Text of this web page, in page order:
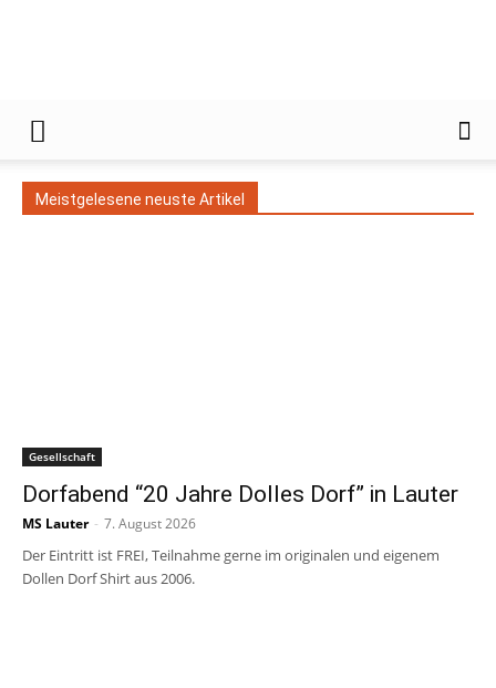
Zeitung
Meistgelesene neuste Artikel
Gesellschaft
Dorfabend “20 Jahre Dolles Dorf” in Lauter
MS Lauter - 7. August 2026
Der Eintritt ist FREI, Teilnahme gerne im originalen und eigenem
Dollen Dorf Shirt aus 2006.